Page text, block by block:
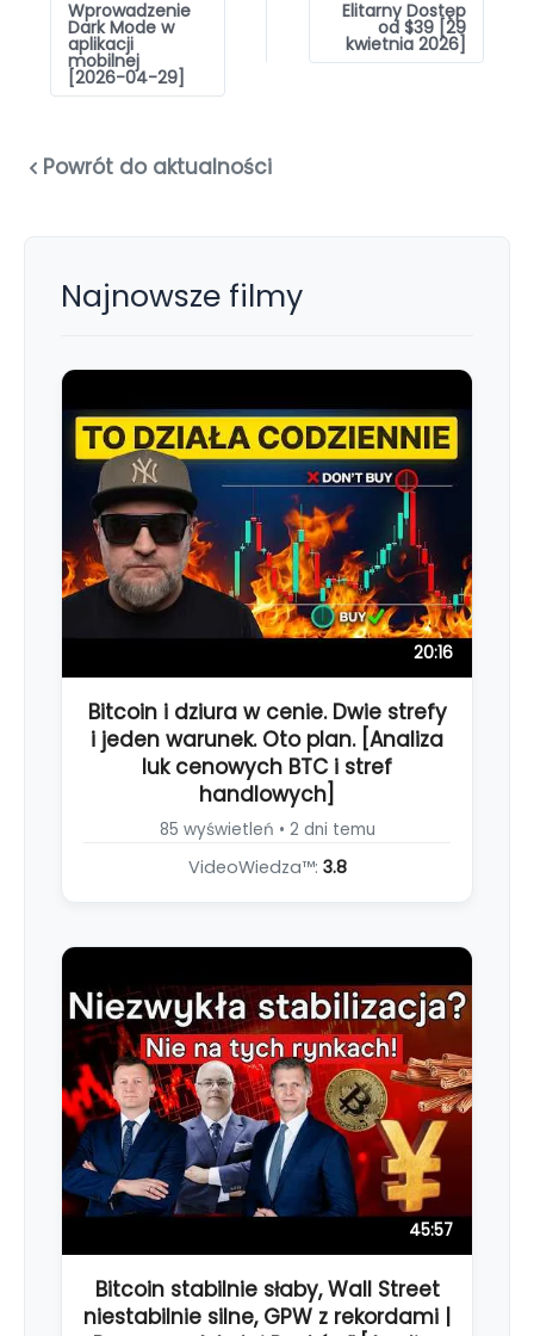
Wprowadzenie
Dark Mode w
aplikacji
mobilnej
[2026-04-29]
Elitarny Dostęp
od $39 [29
kwietnia 2026]
Powrót do aktualności
Najnowsze filmy
20:16
Bitcoin i dziura w cenie. Dwie strefy
i jeden warunek. Oto plan. [Analiza
luk cenowych BTC i stref
handlowych]
85 wyświetleń • 2 dni temu
VideoWiedza™: 3.8
45:57
Bitcoin stabilnie słaby, Wall Street
niestabilnie silne, GPW z rekordami |